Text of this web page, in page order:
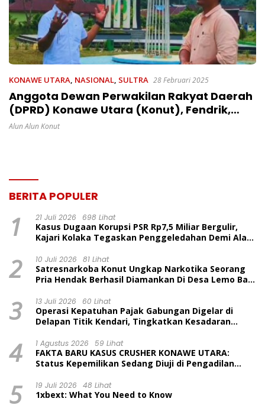
KONAWE UTARA, NASIONAL, SULTRA 28 Februari 2025
Anggota Dewan Perwakilan Rakyat Daerah
(DPRD) Konawe Utara (Konut), Fendrik,
S.Kom, mengapresiasi langkah semua
Alun Alun Konut
BERITA POPULER
1 21 Juli 2026 698 Lihat
Kasus Dugaan Korupsi PSR Rp7,5 Miliar Bergulir,
Kajari Kolaka Tegaskan Penggeledahan Demi Alat
2 10 Juli 2026 81 Lihat
Satresnarkoba Konut Ungkap Narkotika Seorang
Pria Hendak Berhasil Diamankan Di Desa Lemo Bajo
3 13 Juli 2026 60 Lihat
Operasi Kepatuhan Pajak Gabungan Digelar di
Delapan Titik Kendari, Tingkatkan Kesadaran
4 1 Agustus 2026 59 Lihat
FAKTA BARU KASUS CRUSHER KONAWE UTARA:
Status Kepemilikan Sedang Diuji di Pengadilan
Dinilai Prematur
5 19 Juli 2026 48 Lihat
1xbext: What You Need to Know